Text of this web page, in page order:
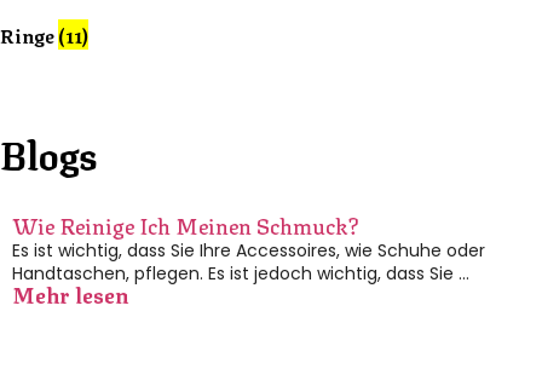
Ringe(11)
Blogs
Wie Reinige Ich Meinen Schmuck?
Es ist wichtig, dass Sie Ihre Accessoires, wie Schuhe oder
Handtaschen, pflegen. Es ist jedoch wichtig, dass Sie …
Mehr lesen